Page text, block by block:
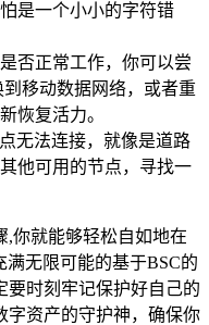
是一个小小的字符错
否正常工作，你可以尝
移动数据网络，或者重
恢复活力。
无法连接，就像是道路
他可用的节点，寻找一
,你就能够轻松自如地在
满无限可能的基于BSC的
要时刻牢记保护好自己的
字资产的守护神，确保你